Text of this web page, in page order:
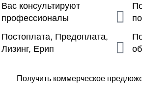
Вас консультируют
профессионалы
Постоплата, Предоплата,
Лизинг, Ерип
Получить коммерческое